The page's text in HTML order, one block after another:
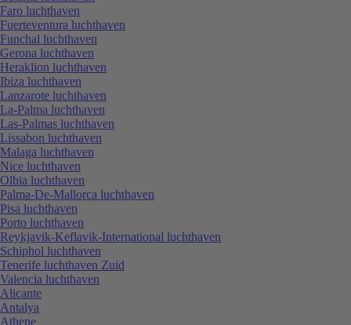
Faro luchthaven
Fuerteventura luchthaven
Funchal luchthaven
Gerona luchthaven
Heraklion luchthaven
Ibiza luchthaven
Lanzarote luchthaven
La-Palma luchthaven
Las-Palmas luchthaven
Lissabon luchthaven
Malaga luchthaven
Nice luchthaven
Olbia luchthaven
Palma-De-Mallorca luchthaven
Pisa luchthaven
Porto luchthaven
Reykjavik-Keflavik-International luchthaven
Schiphol luchthaven
Tenerife luchthaven Zuid
Valencia luchthaven
Alicante
Antalya
Athene